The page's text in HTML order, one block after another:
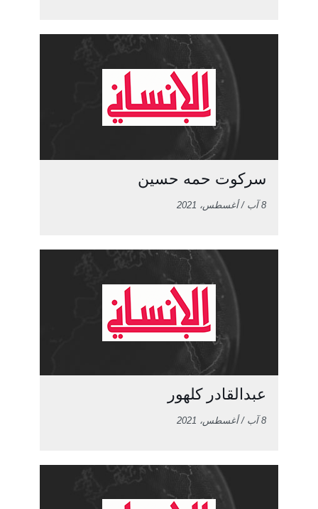
سركوت حمه حسين
8 آب / أغسطس، 2021
عبدالقادر كلهور
8 آب / أغسطس، 2021